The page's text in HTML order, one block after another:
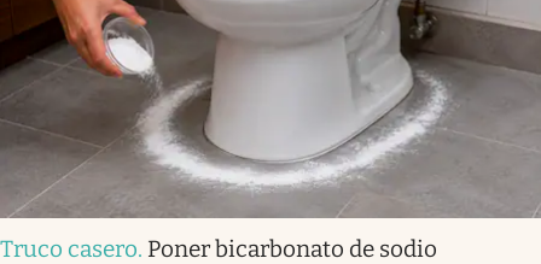
Truco casero. Poner bicarbonato de sodio